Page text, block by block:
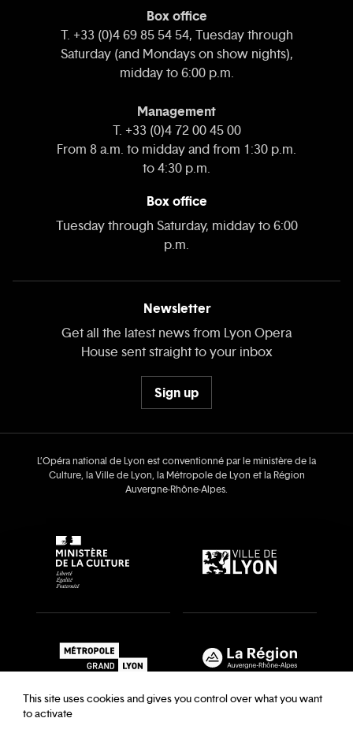
Box office
T. +33 (0)4 69 85 54 54, Tuesday through
Saturday (and Mondays on show nights),
midday to 6:00 p.m.
Management
T. +33 (0)4 72 00 45 00
From 8 a.m. to midday and from 1:30 p.m.
to 4:30 p.m.
Box office
Tuesday through Saturday, midday to 6:00
p.m.
Newsletter
Get all the latest news from Lyon Opera
House sent straight to your inbox
Sign up
L’Opéra national de Lyon est conventionné par le ministère de la
Culture, la Ville de Lyon, la Métropole de Lyon et la Région
Auvergne‑Rhône‑Alpes.
This site uses cookies and gives you control over what you want
to activate